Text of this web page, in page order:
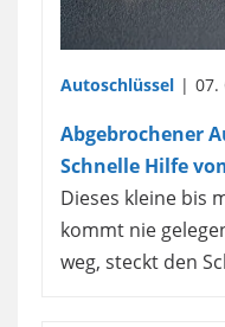
Autoschlüssel 07.
Abgebrochener
Schnelle Hilfe
Dieses kleine bis
kommt nie
weg, steckt den